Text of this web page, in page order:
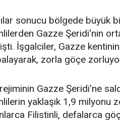
sonucu bölgede büyük
Gazze Şeridi'nin
İşgalciler, Gazze kentinin
zorla göçe
Gazze Şeridi'ne
yaklaşık 1,9 milyonu
Filistinli, defalarca